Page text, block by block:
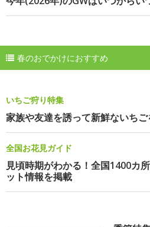
春のおでかけにおすすめ
いちご狩り特集
家族や友達を誘って新鮮ないち
全国お花見ガイド
見頃時期がわかる！全国1400カ
ット情報を掲載